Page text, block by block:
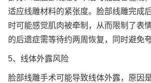
适应线雕材料的紧张度。脸部线雕完成
时可能感觉肌肉被牵制，从而限制了表
的后遗症需等待约两周恢复，同时避免
5、线体外露风险
脸部线雕手术可能导致线体外露，原因